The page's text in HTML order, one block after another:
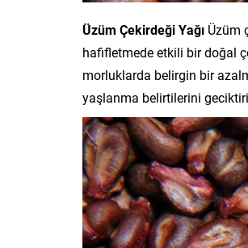
Üzüm Çekirdeği Yağı Üzüm
hafifletmede etkili bir doğal
morluklarda belirgin bir
yaşlanma belirtilerini geciktirir